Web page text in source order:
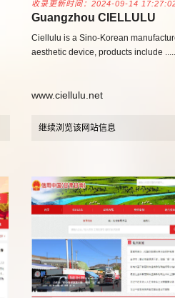
收录更新时间：2024-09-14
Guangzhou CIELLULU
Photoelectric Technology
Ciellulu is a Sino-Korean
aesthetic device, products include
www.ciellulu.net
继续浏览该网站信息